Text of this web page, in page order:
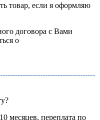
товар, если я оформляю
договора с Вами
о
месяцев, переплата по